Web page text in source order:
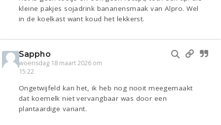
kleine pakjes sojadrink bananensmaak van Alpro. Wel
in de koelkast want koud het lekkerst.
Sappho
woensdag 18 maart 2026 om
15:22
Ongetwijfeld kan het, ik heb nog nooit meegemaakt
dat koemelk niet vervangbaar was door een
plantaardige variant.